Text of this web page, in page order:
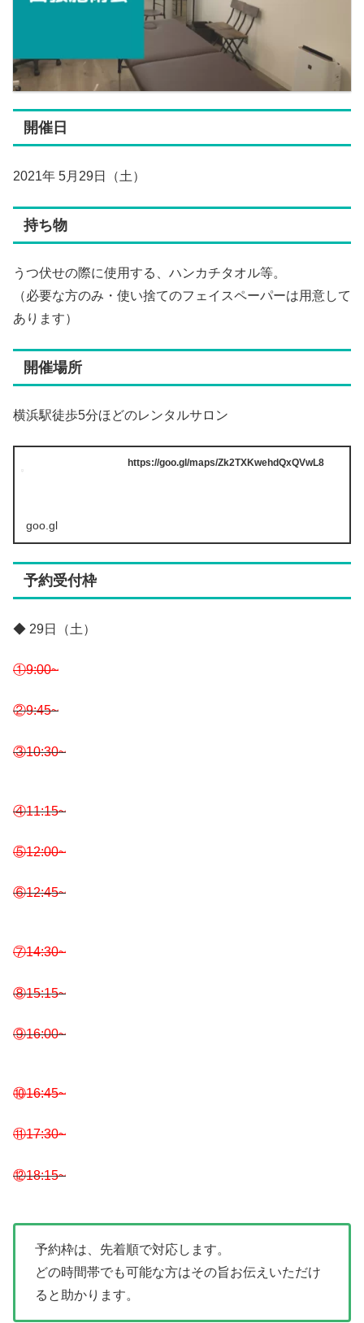
開催日
2021年 5月29日（土）
持ち物
うつ伏せの際に使用する、ハンカチタオル等。
（必要な方のみ・使い捨てのフェイスペーパーは用意して
あります）
開催場所
横浜駅徒歩5分ほどのレンタルサロン
https://goo.gl/maps/Zk2TXKwehdQxQVwL8
goo.gl
予約受付枠
◆ 29日（土）
①9:00~
②9:45~
③10:30~
④11:15~
⑤12:00~
⑥12:45~
⑦14:30~
⑧15:15~
⑨16:00~
⑩16:45~
⑪17:30~
⑫18:15~
予約枠は、先着順で対応します。
どの時間帯でも可能な方はその旨お伝えいただけ
ると助かります。